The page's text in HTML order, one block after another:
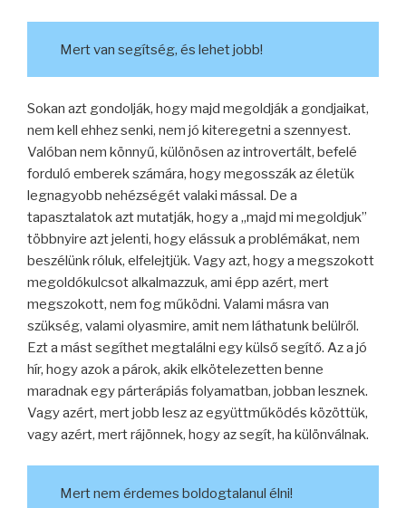
Mert van segítség, és lehet jobb!
Sokan azt gondolják, hogy majd megoldják a gondjaikat,
nem kell ehhez senki, nem jó kiteregetni a szennyest.
Valóban nem könnyű, különösen az introvertált, befelé
forduló emberek számára, hogy megosszák az életük
legnagyobb nehézségét valaki mással. De a
tapasztalatok azt mutatják, hogy a „majd mi megoldjuk”
többnyire azt jelenti, hogy elássuk a problémákat, nem
beszélünk róluk, elfelejtjük. Vagy azt, hogy a megszokott
megoldókulcsot alkalmazzuk, ami épp azért, mert
megszokott, nem fog működni. Valami másra van
szükség, valami olyasmire, amit nem láthatunk belülről.
Ezt a mást segíthet megtalálni egy külső segítő. Az a jó
hír, hogy azok a párok, akik elkötelezetten benne
maradnak egy párterápiás folyamatban, jobban lesznek.
Vagy azért, mert jobb lesz az együttműködés közöttük,
vagy azért, mert rájönnek, hogy az segít, ha különválnak.
Mert nem érdemes boldogtalanul élni!